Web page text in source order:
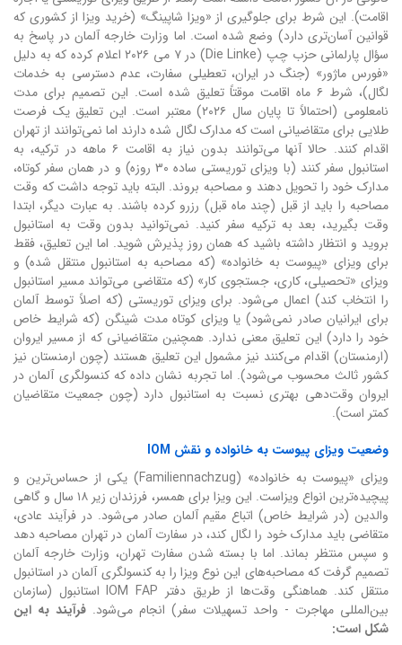
اقامت). این شرط برای جلوگیری از «ویزا شاپینگ» (خرید ویزا از کشوری که
قوانین آسان‌تری دارد) وضع شده است. اما وزارت خارجه آلمان در پاسخ به
سؤال پارلمانی حزب چپ (Die Linke) در ۷ می ۲۰۲۶ اعلام کرده که به دلیل
«فورس ماژور» (جنگ در ایران، تعطیلی سفارت، عدم دسترسی به خدمات
لگال)، شرط ۶ ماه اقامت موقتاً تعلیق شده است. این تصمیم برای مدت
نامعلومی (احتمالاً تا پایان سال ۲۰۲۶) معتبر است. این تعلیق یک فرصت
طلایی برای متقاضیانی است که مدارک لگال شده دارند اما نمی‌توانند از تهران
اقدام کنند. حالا آنها می‌توانند بدون نیاز به اقامت ۶ ماهه در ترکیه، به
استانبول سفر کنند (با ویزای توریستی ساده ۳۰ روزه) و در همان سفر کوتاه،
مدارک خود را تحویل دهند و مصاحبه بروند. البته باید توجه داشت که وقت
مصاحبه را باید از قبل (چند ماه قبل) رزرو کرده باشند. به عبارت دیگر، ابتدا
وقت بگیرید، بعد به ترکیه سفر کنید. نمی‌توانید بدون وقت به استانبول
بروید و انتظار داشته باشید که همان روز پذیرش شوید. اما این تعلیق، فقط
برای ویزای «پیوست به خانواده» (که مصاحبه به استانبول منتقل شده) و
ویزای «تحصیلی، کاری، جستجوی کار» (که متقاضی می‌تواند مسیر استانبول
را انتخاب کند) اعمال می‌شود. برای ویزای توریستی (که اصلاً توسط آلمان
برای ایرانیان صادر نمی‌شود) یا ویزای کوتاه مدت شینگن (که شرایط خاص
خود را دارد) این تعلیق معنی ندارد. همچنین متقاضیانی که از مسیر ایروان
(ارمنستان) اقدام می‌کنند نیز مشمول این تعلیق هستند (چون ارمنستان نیز
کشور ثالث محسوب می‌شود). اما تجربه نشان داده که کنسولگری آلمان در
ایروان وقت‌دهی بهتری نسبت به استانبول دارد (چون جمعیت متقاضیان
کمتر است).
وضعیت ویزای پیوست به خانواده و نقش IOM
ویزای «پیوست به خانواده» (Familiennachzug) یکی از حساس‌ترین و
پیچیده‌ترین انواع ویزاست. این ویزا برای همسر، فرزندان زیر ۱۸ سال و گاهی
والدین (در شرایط خاص) اتباع مقیم آلمان صادر می‌شود. در فرآیند عادی،
متقاضی باید مدارک خود را لگال کند، در سفارت آلمان در تهران مصاحبه دهد
و سپس منتظر بماند. اما با بسته شدن سفارت تهران، وزارت خارجه آلمان
تصمیم گرفت که مصاحبه‌های این نوع ویزا را به کنسولگری آلمان در استانبول
منتقل کند. هماهنگی وقت‌ها از طریق دفتر IOM FAP استانبول (سازمان
بین‌المللی مهاجرت - واحد تسهیلات سفر) انجام می‌شود. فرآیند به این
شکل است: